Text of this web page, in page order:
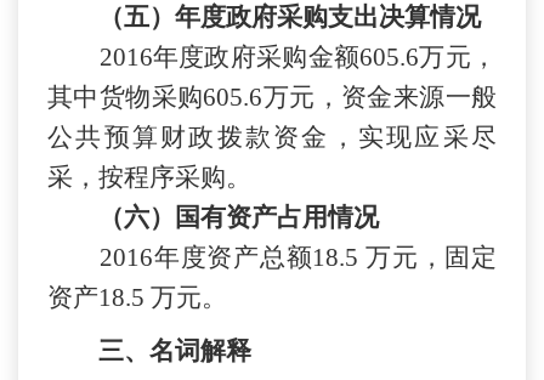
（五）年度政府采购支出决算情况
2016年度政府采购金额605.6万元，
其中货物采购605.6万元，资金来源一般
公共预算财政拨款资金，实现应采尽
采，按程序采购。
（六）国有资产占用情况
2016年度资产总额18.5 万元，固定
资产18.5 万元。
三、名词解释